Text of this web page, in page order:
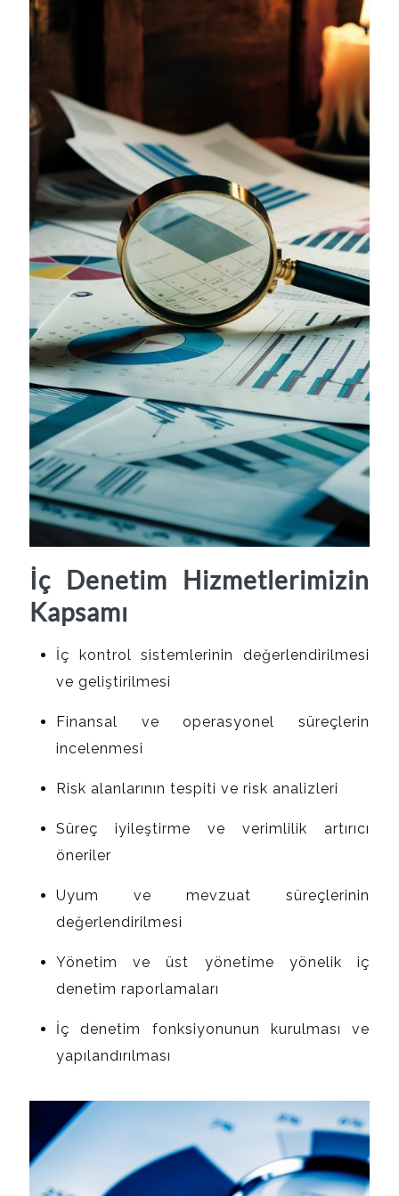
İç Denetim Hizmetlerimizin
Kapsamı
İç kontrol sistemlerinin değerlendirilmesi
ve geliştirilmesi
Finansal ve operasyonel süreçlerin
incelenmesi
Risk alanlarının tespiti ve risk analizleri
Süreç iyileştirme ve verimlilik artırıcı
öneriler
Uyum ve mevzuat süreçlerinin
değerlendirilmesi
Yönetim ve üst yönetime yönelik iç
denetim raporlamaları
İç denetim fonksiyonunun kurulması ve
yapılandırılması